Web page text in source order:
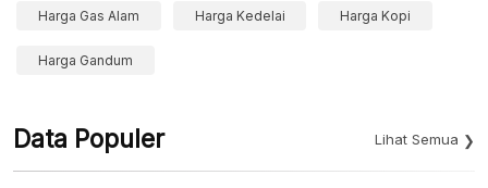
Harga Gas Alam Harga Kedelai Harga Kopi
Harga Gandum
Data Populer Lihat Semua